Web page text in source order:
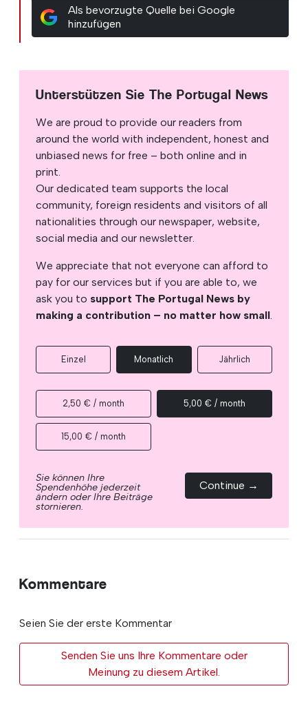
Als bevorzugte Quelle bei Google
hinzufügen
Unterstützen Sie The Portugal News
We are proud to provide our readers from
around the world with independent, honest and
unbiased news for free – both online and in
print.
Our dedicated team supports the local
community, foreign residents and visitors of all
nationalities through our newspaper, website,
social media and our newsletter.
We appreciate that not everyone can afford to
pay for our services but if you are able to, we
ask you to support The Portugal News by
making a contribution – no matter how small.
Einzel Monatlich Jährlich
2,50 € / month 5,00 € / month
15,00 € / month
Sie können Ihre
Spendenhöhe jederzeit
ändern oder Ihre Beiträge
stornieren.
Continue →
Kommentare
Seien Sie der erste Kommentar
Senden Sie uns Ihre Kommentare oder
Meinung zu diesem Artikel.